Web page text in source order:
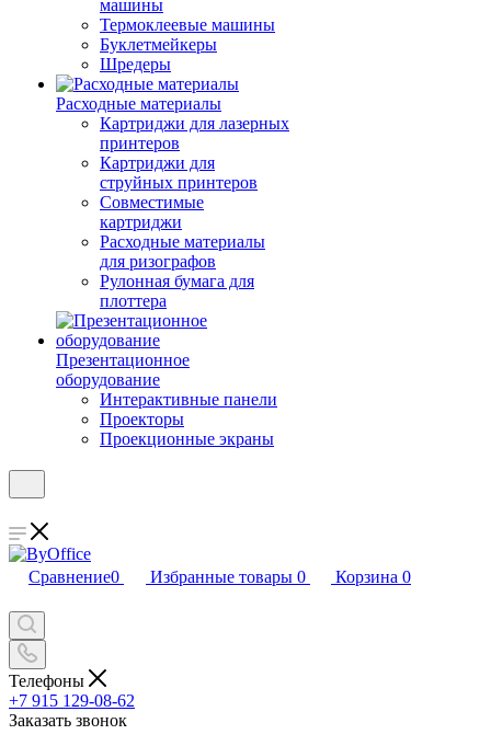
машины
Термоклеевые машины
Буклетмейкеры
Шредеры
Расходные материалы
Картриджи для лазерных
принтеров
Картриджи для
струйных принтеров
Совместимые
картриджи
Расходные материалы
для ризографов
Рулонная бумага для
плоттера
Презентационное
оборудование
Интерактивные панели
Проекторы
Проекционные экраны
Сравнение0 Избранные товары 0 Корзина 0
Телефоны
+7 915 129-08-62
Заказать звонок